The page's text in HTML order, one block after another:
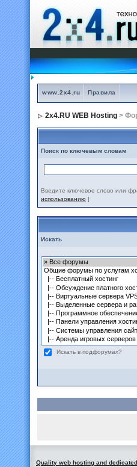
www.2x4.ru Правила
2x4.RU WEB Hosting >
Поиск по ключевым словам
Введите ключевое слово или
использованию ]
Искать
Искать в подфорумах?
Quality web hosting and